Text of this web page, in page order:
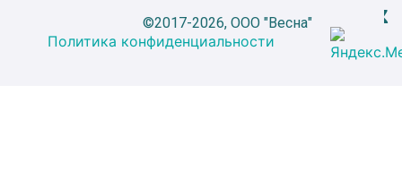
©2017-2026, ООО "Весна"
Политика конфиденциальности